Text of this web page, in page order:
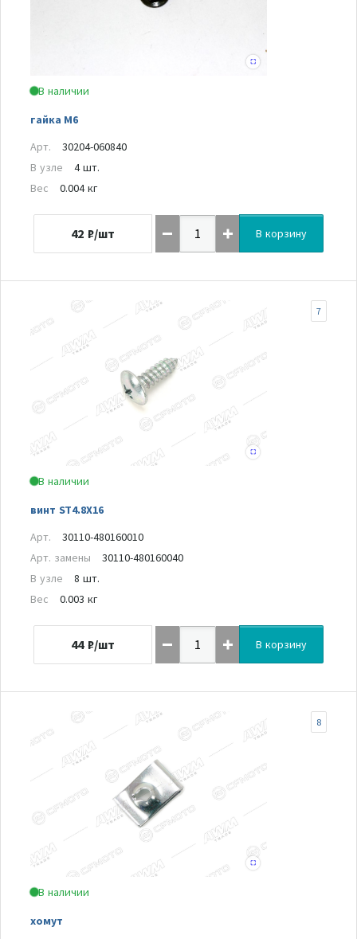
В наличии
гайка M6
Арт.
30204-060840
В узле
4 шт.
Вес
0.004 кг
42 ₽/шт В корзину
В наличии
винт ST4.8X16
7
Арт.
30110-480160010
Арт. замены
30110-480160040
В узле
8 шт.
Вес
0.003 кг
44 ₽/шт В корзину
В наличии
хомут
8